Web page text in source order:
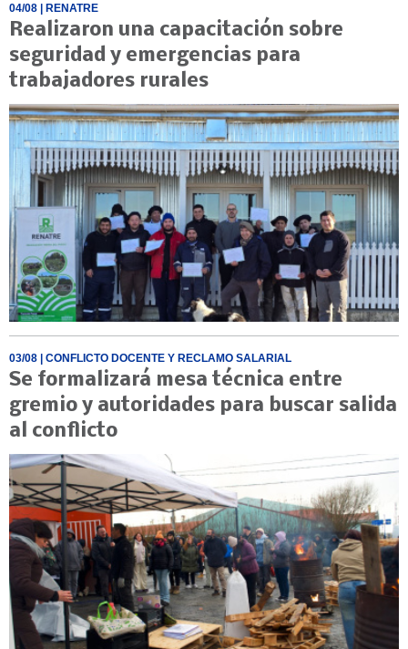
04/08 | RENATRE
Realizaron una capacitación sobre
seguridad y emergencias para
trabajadores rurales
03/08 | CONFLICTO DOCENTE Y RECLAMO SALARIAL
Se formalizará mesa técnica entre
gremio y autoridades para buscar salida
al conflicto